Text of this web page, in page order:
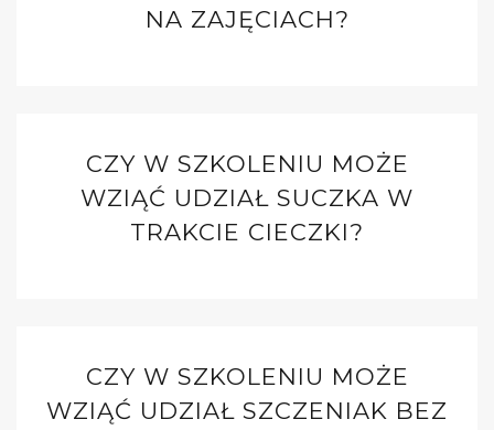
NA ZAJĘCIACH?
CZY W SZKOLENIU MOŻE
WZIĄĆ UDZIAŁ SUCZKA W
TRAKCIE CIECZKI?
CZY W SZKOLENIU MOŻE
WZIĄĆ UDZIAŁ SZCZENIAK BEZ